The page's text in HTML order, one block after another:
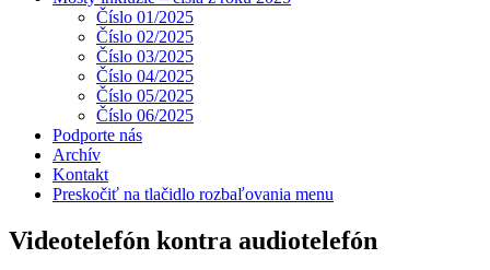
Číslo 01/2025
Číslo 02/2025
Číslo 03/2025
Číslo 04/2025
Číslo 05/2025
Číslo 06/2025
Podporte nás
Archív
Kontakt
Preskočiť na tlačidlo rozbaľovania menu
Videotelefón kontra audiotelefón